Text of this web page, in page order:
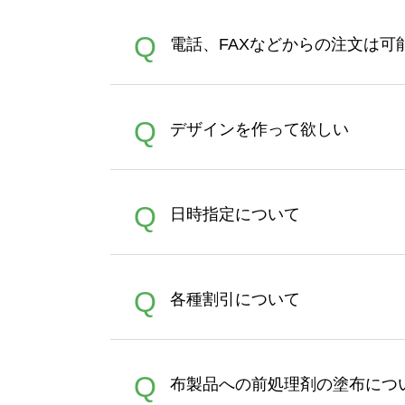
A
ズは、20MBです。デジカメ
Illustratorからの直接入稿には
Q 電話、FAXなどからの注文は可
A
バッグコンシェルやタンブラ
Q デザインを作って欲しい
A
ン作成のお手伝いをすること
合は、デザインツールをご利
Q 日時指定について
A
者にご連絡いただき調整をお
Q 各種割引について
A
ポイントとして付与され、次
Q 布製品への前処理剤の塗布につ